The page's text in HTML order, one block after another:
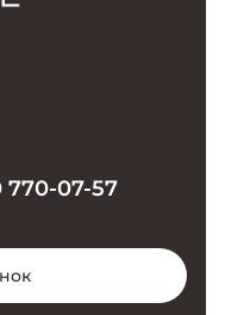
770-07-57